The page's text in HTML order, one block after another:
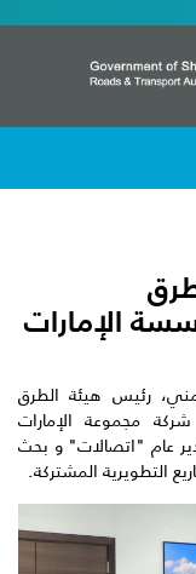
الإمارات
رئيس هيئة الطرق
مجموعة الإمارات
عام "اتصالات" و بحث
التطويرية المشتركة.